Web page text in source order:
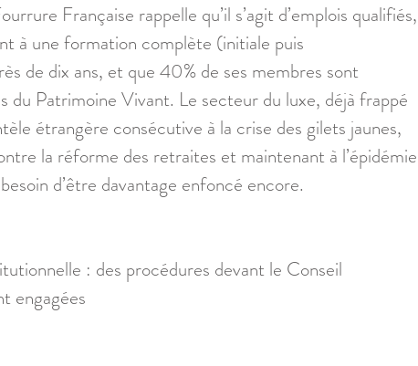
Française rappelle qu’il s’agit d’emplois qualifiés,
à une formation complète (initiale puis
de dix ans, et que 40% de ses membres sont
du Patrimoine Vivant. Le secteur du luxe, déjà frappé
étrangère consécutive à la crise des gilets jaunes,
la réforme des retraites et maintenant à l’épidémie
d’être davantage enfoncé encore.
: des procédures devant le Conseil
engagées